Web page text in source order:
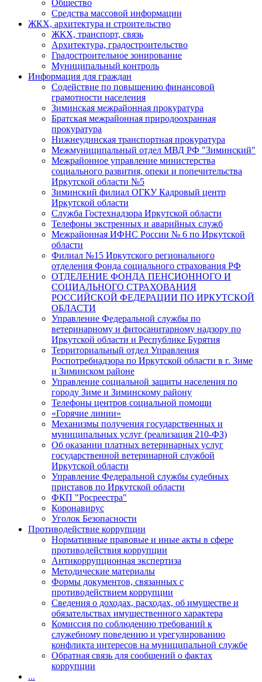
Общество
Средства массовой информации
ЖКХ, архитектура и строительство
ЖКХ, транспорт, связь
Архитектура, градостроительство
Градостроительное зонирование
Муниципальный контроль
Информация для граждан
Содействие по повышению финансовой
грамотности населения
Зиминская межрайонная прокуратура
Братская межрайонная природоохранная
прокуратура
Нижнеудинская транспортная прокуратура
Межмуниципальный отдел МВД РФ "Зиминский"
Межрайонное управление министерства
социального развития, опеки и попечительства
Иркутской области №5
Зиминский филиал ОГКУ Кадровый центр
Иркутской области
Служба Гостехнадзора Иркутской области
Телефоны экстренных и аварийных служб
Межрайонная ИФНС России № 6 по Иркутской
области
Филиал №15 Иркутского регионального
отделения Фонда социального страхования РФ
ОТДЕЛЕНИЕ ФОНДА ПЕНСИОННОГО И
СОЦИАЛЬНОГО СТРАХОВАНИЯ
РОССИЙСКОЙ ФЕДЕРАЦИИ ПО ИРКУТСКОЙ
ОБЛАСТИ
Управление Федеральной службы по
ветеринарному и фитосанитарному надзору по
Иркутской области и Республике Бурятия
Территориальный отдел Управления
Роспотребнадзора по Иркутской области в г. Зиме
и Зиминском районе
Управление социальной защиты населения по
городу Зиме и Зиминскому району
Телефоны центров социальной помощи
«Горячие линии»
Механизмы получения государственных и
муниципальных услуг (реализация 210-ФЗ)
Об оказании платных ветеринарных услуг
государственной ветеринарной службой
Иркутской области
Управление Федеральной службы судебных
приставов по Иркутской области
ФКП "Росреестра"
Коронавирус
Уголок Безопасности
Противодействие коррупции
Нормативные правовые и иные акты в сфере
противодействия коррупции
Антикоррупционная экспертиза
Методические материалы
Формы документов, связанных с
противодействием коррупции
Сведения о доходах, расходах, об имуществе и
обязательствах имущественного характера
Комиссия по соблюдению требований к
служебному поведению и урегулированию
конфликта интересов на муниципальной службе
Обратная связь для сообщений о фактах
коррупции
...